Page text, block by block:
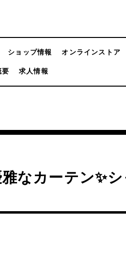
ショップ情報 オンラインストア
要 求人情報
なカーテン✨